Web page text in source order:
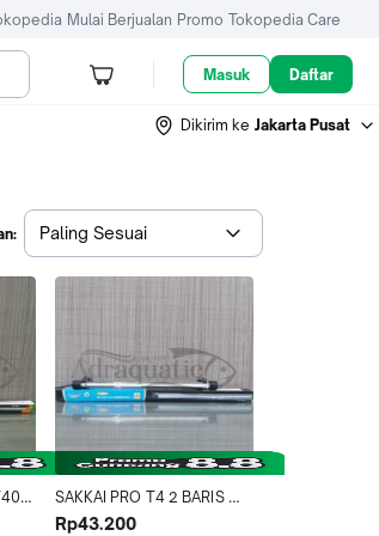
Mulai Berjualan Promo Tokopedia Care
Masuk Daftar
Dikirim ke Jakarta Pusat
Paling Sesuai
SAKKAI PRO T4 2 BARIS
2LED40 40 CM LAMPU LED
Rp43.200